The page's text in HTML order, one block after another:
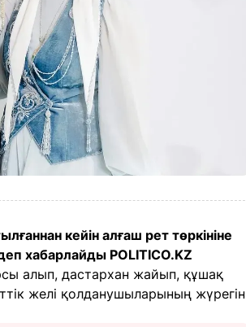
кейін алғаш рет төркініне
хабарлайды POLITICO.KZ
алып, дастархан жайып, құшақ
желі қолданушыларының жүрегін